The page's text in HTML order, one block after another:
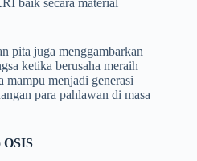
baik secara material
pita juga menggambarkan
ketika berusaha meraih
mampu menjadi generasi
para pahlawan di masa
OSIS